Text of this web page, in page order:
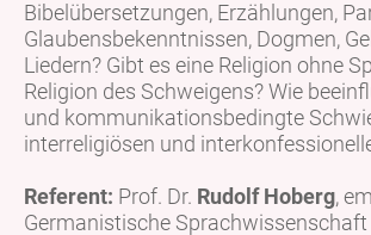
Bibelübersetzungen, Erzählungen,
Glaubensbekenntnissen, Dogmen,
Liedern? Gibt es eine Religion ohne
Religion des Schweigens? Wie
und kommunikationsbedingte
interreligiösen und
Referent: Prof. Dr. Rudolf Hoberg,
Germanistische Sprachwissenschaft